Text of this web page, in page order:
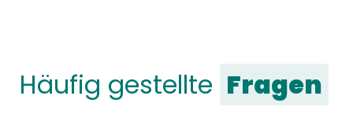
Häufig gestellte Fragen